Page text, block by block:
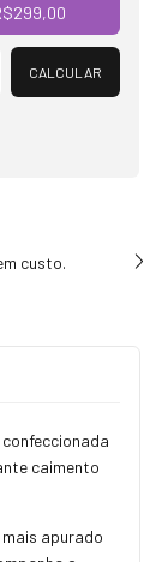
CALCULAR
custo.
caimento
apurado